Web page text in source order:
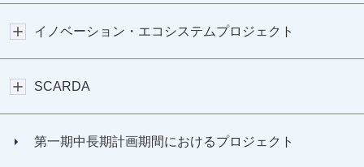
イノベーション・エコシステムプロジェクト
SCARDA
第一期中長期計画期間におけるプロジェクト